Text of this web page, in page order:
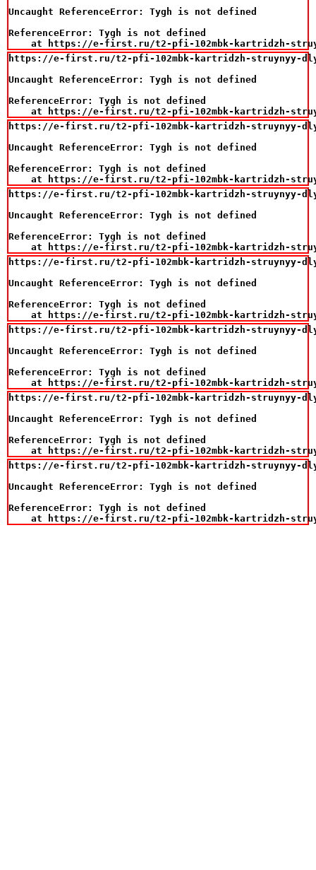
Uncaught ReferenceError: Tygh is not defined
ReferenceError: Tygh is not defined
at https://e-first.ru/t2-pfi-102mbk-kartridzh-
https://e-first.ru/t2-pfi-102mbk-kartridzh-struynyy-dlya-
Uncaught ReferenceError: Tygh is not defined
ReferenceError: Tygh is not defined
at https://e-first.ru/t2-pfi-102mbk-kartridzh-
https://e-first.ru/t2-pfi-102mbk-kartridzh-struynyy-dlya-
Uncaught ReferenceError: Tygh is not defined
ReferenceError: Tygh is not defined
at https://e-first.ru/t2-pfi-102mbk-kartridzh-
https://e-first.ru/t2-pfi-102mbk-kartridzh-struynyy-dlya-
Uncaught ReferenceError: Tygh is not defined
ReferenceError: Tygh is not defined
at https://e-first.ru/t2-pfi-102mbk-kartridzh-
https://e-first.ru/t2-pfi-102mbk-kartridzh-struynyy-dlya-
Uncaught ReferenceError: Tygh is not defined
ReferenceError: Tygh is not defined
at https://e-first.ru/t2-pfi-102mbk-kartridzh-
https://e-first.ru/t2-pfi-102mbk-kartridzh-struynyy-dlya-
Uncaught ReferenceError: Tygh is not defined
ReferenceError: Tygh is not defined
at https://e-first.ru/t2-pfi-102mbk-kartridzh-
https://e-first.ru/t2-pfi-102mbk-kartridzh-struynyy-dlya-
Uncaught ReferenceError: Tygh is not defined
ReferenceError: Tygh is not defined
at https://e-first.ru/t2-pfi-102mbk-kartridzh-
https://e-first.ru/t2-pfi-102mbk-kartridzh-struynyy-dlya-
Uncaught ReferenceError: Tygh is not defined
ReferenceError: Tygh is not defined
at https://e-first.ru/t2-pfi-102mbk-kartridzh-